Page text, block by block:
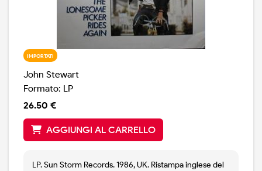
IMPORTATI
John Stewart
Formato: LP
26.50 €
AGGIUNGI AL CARRELLO
LP. Sun Storm Records. 1986, UK. Ristampa inglese del